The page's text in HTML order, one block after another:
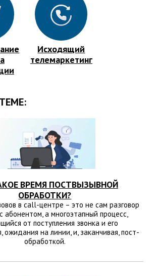
Исходящий
телемаркетинг
ВРЕМЯ ПОСТВЫЗЫВНОЙ
ОБРАБОТКИ?
в call-центре – это не сам разговор
абонентом, а многоэтапный процесс,
от поступления звонка и его
ожидания на линии, и, заканчивая, пост-
обработкой.